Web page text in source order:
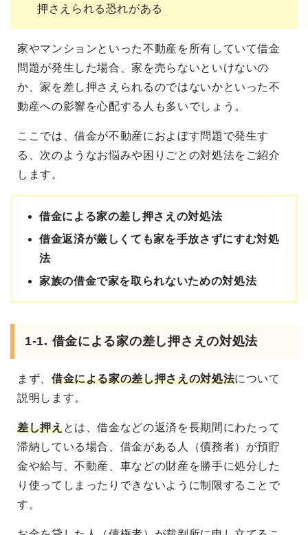
押さえられる恐れがある
家やマンションといった不動産を所有していて借金
問題が発生した場合、家を売らないといけないの
か、家を差し押さえられるのではないかといった不
動産への影響を心配する人も多いでしょう。
ここでは、借金が不動産におよぼす問題で発生す
る、次のようなお悩みや困りごとの対処法をご紹介
します。
借金による家の差し押さえの対処法
借金返済が厳しくても家を手放さずにすむ対処
法
家族の借金で家を取られないための対処法
1-1. 借金による家の差し押さえの対処法
まず、 借金による家の差し押さえの対処法について
説明します。
差し押えとは、借金などの返済を長期間にわたって
滞納している場合、借金がある人（債務者）が預貯
金や給与、不動産、車などの財産を勝手に処分した
り使ってしまったりできないように制限することで
す。